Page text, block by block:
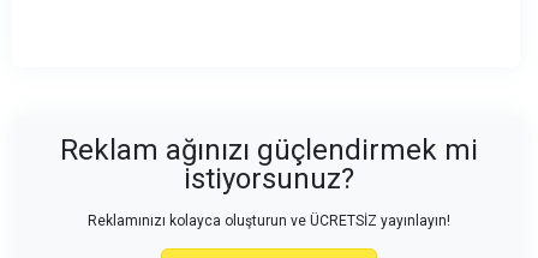
Reklam ağınızı güçlendirmek mi
istiyorsunuz?
Reklamınızı kolayca oluşturun ve ÜCRETSİZ yayınlayın!